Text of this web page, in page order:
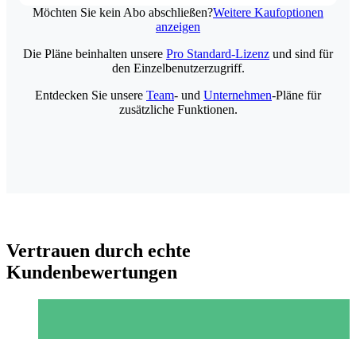
Möchten Sie kein Abo abschließen?Weitere Kaufoptionen
anzeigen
Die Pläne beinhalten unsere Pro Standard-Lizenz und sind für
den Einzelbenutzerzugriff.
Entdecken Sie unsere Team- und Unternehmen-Pläne für
zusätzliche Funktionen.
Vertrauen durch echte
Kundenbewertungen